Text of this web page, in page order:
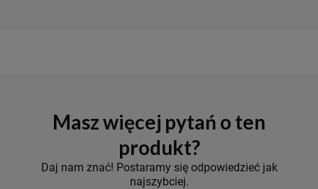
Masz więcej pytań o ten
produkt?
Daj nam znać! Postaramy się odpowiedzieć jak
najszybciej.